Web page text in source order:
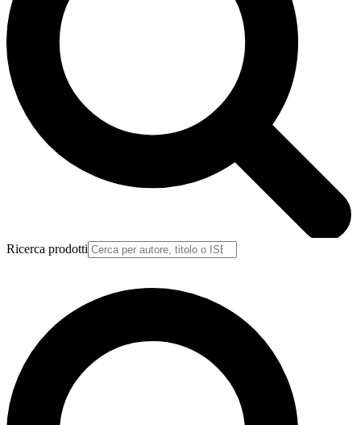
Ricerca prodotti